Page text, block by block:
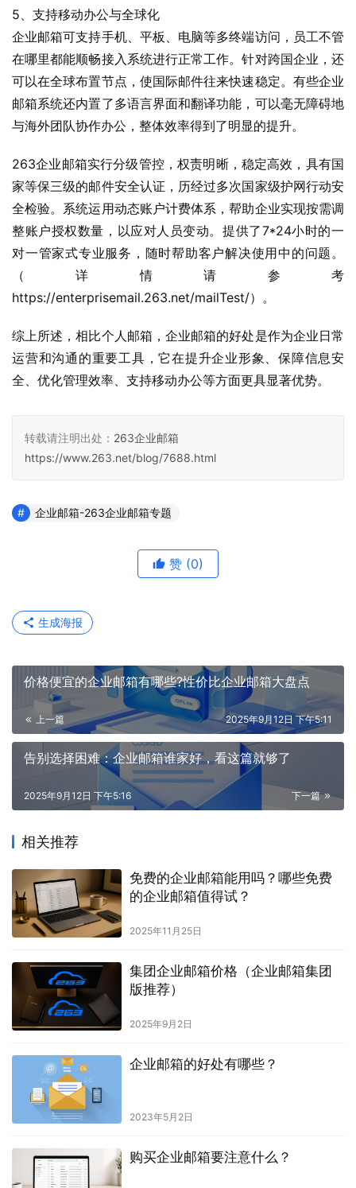
5、支持移动办公与全球化
企业邮箱可支持手机、平板、电脑等多终端访问，员工不管
在哪里都能顺畅接入系统进行正常工作。针对跨国企业，还
可以在全球布置节点，使国际邮件往来快速稳定。有些企业
邮箱系统还内置了多语言界面和翻译功能，可以毫无障碍地
与海外团队协作办公，整体效率得到了明显的提升。
263企业邮箱实行分级管控，权责明晰，稳定高效，具有国
家等保三级的邮件安全认证，历经过多次国家级护网行动安
全检验。系统运用动态账户计费体系，帮助企业实现按需调
整账户授权数量，以应对人员变动。提供了7*24小时的一
对一管家式专业服务，随时帮助客户解决使用中的问题。
（详情请参考
https://enterprisemail.263.net/mailTest/）。
综上所述，相比个人邮箱，企业邮箱的好处是作为企业日常
运营和沟通的重要工具，它在提升企业形象、保障信息安
全、优化管理效率、支持移动办公等方面更具显著优势。
转载请注明出处： 263企业邮箱
https://www.263.net/blog/7688.html
企业邮箱-263企业邮箱专题
赞 (0)
生成海报
价格便宜的企业邮箱有哪些?性价比企业邮箱大盘点
上一篇 2025年9月12日 下午5:11
告别选择困难：企业邮箱谁家好，看这篇就够了
下一篇
2025年9月12日 下午5:16
相关推荐
免费的企业邮箱能用吗？哪些免费
的企业邮箱值得试？
2025年11月25日
集团企业邮箱价格（企业邮箱集团
版推荐）
2025年9月2日
企业邮箱的好处有哪些？
2023年5月2日
购买企业邮箱要注意什么？